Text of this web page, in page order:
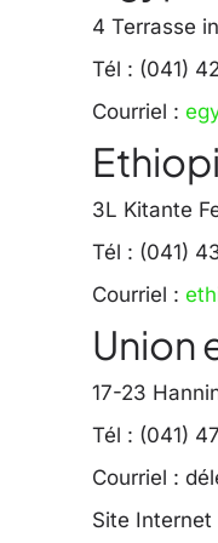
4 Terrasse
Tél : (041)
Courriel :
3L Kitante
Tél : (041)
Courriel :
Union
17-23
Tél : (041)
Courriel :
Site Internet